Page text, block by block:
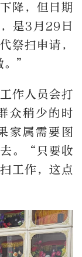
降，但日期
是3月29日
祭扫申请，
”
作人员会打
众稍少的时
家属需要图
。“只要收
工作，这点